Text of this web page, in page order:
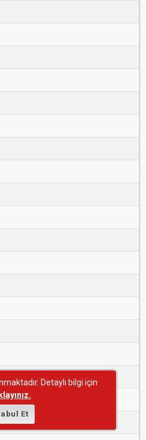
Detaylı bilgi için
Et